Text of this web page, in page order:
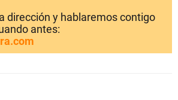
dirección y hablaremos contigo
antes: